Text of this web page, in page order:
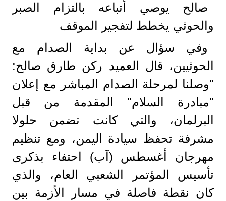
صالح يوصي أتباعه بالتزام الصبر
والحوثي يخطط لتفجير الموقف
وفي سؤال عن بداية الصدام مع
الحوثيين، قال العميد ركن طارق صالح:
"وصلنا لمرحلة الصدام المباشر مع إعلان
"مبادرة السلام" المقدمة من قبل
البرلمان، والتي كانت تضمن حلولا
مشرفة تحفظ سيادة اليمن، ومع تنظيم
مهرجان أغسطس (آب) احتفاء بذكرى
تأسيس المؤتمر الشعبي العام، والذي
كان نقطة فاصلة في مسار الأزمة بين